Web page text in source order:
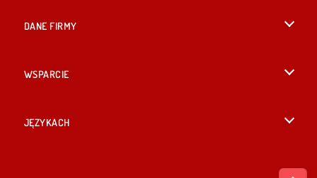
DANE FIRMY
WSPARCIE
JĘZYKACH